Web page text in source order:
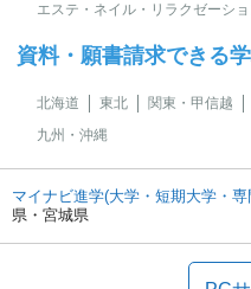
エステ・ネイル・リラクゼーシ
資料・願書請求できる
北海道 東北 関東・甲信越
九州・沖縄
マイナビ進学(大学・短期大学・
県・宮城県